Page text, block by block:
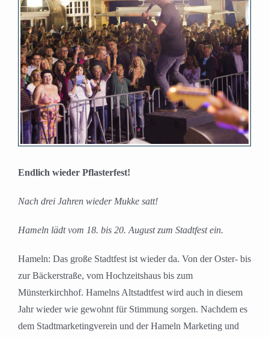
Bild
Endlich wieder Pflasterfest!
Nach drei Jahren wieder Mukke satt!
Hameln lädt vom 18. bis 20. August zum Stadtfest ein.
Hameln: Das große Stadtfest ist wieder da. Von der Oster- bis
zur Bäckerstraße, vom Hochzeitshaus bis zum
Münsterkirchhof. Hamelns Altstadtfest wird auch in diesem
Jahr wieder wie gewohnt für Stimmung sorgen. Nachdem es
dem Stadtmarketingverein und der Hameln Marketing und